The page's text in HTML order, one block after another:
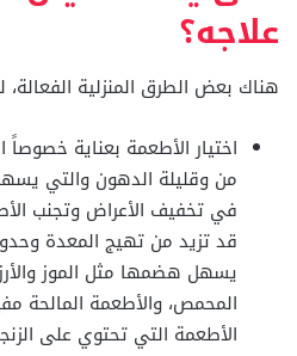
علاجه؟
هناك بعض الطرق المنزلية
اختيار الأطعمة بعناية
من وقليلة الدهون والتي
في تخفيف الأعراض وتجنب
قد تزيد من تهيج المعدة
يسهل هضمها مثل الموز
المحمص، والأطعمة المالحة
الأطعمة التي تحتوي على